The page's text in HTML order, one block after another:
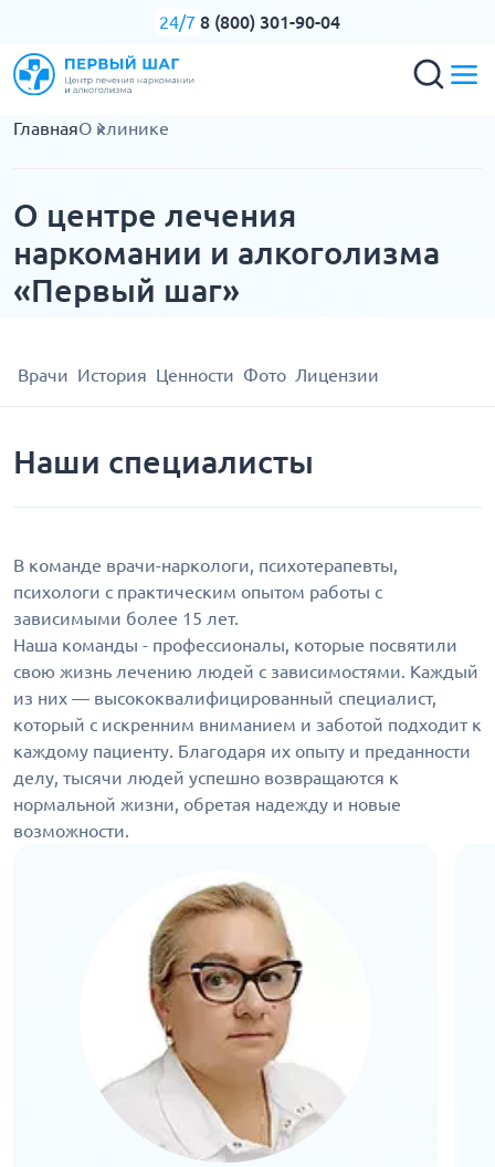
24/7 8 (800) 301-90-04
ГлавнаяО клинике
О центре лечения
наркомании и алкоголизма
«Первый шаг»
Врачи История Ценности Фото Лицензии
Наши специалисты
В команде врачи-наркологи, психотерапевты,
психологи с практическим опытом работы с
зависимыми более 15 лет.
Наша команды - профессионалы, которые посвятили
свою жизнь лечению людей с зависимостями. Каждый
из них — высококвалифицированный специалист,
который с искренним вниманием и заботой подходит к
каждому пациенту. Благодаря их опыту и преданности
делу, тысячи людей успешно возвращаются к
нормальной жизни, обретая надежду и новые
возможности.